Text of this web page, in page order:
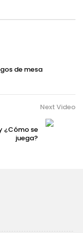
de mesa
Next Video
¿Cómo se
juega?